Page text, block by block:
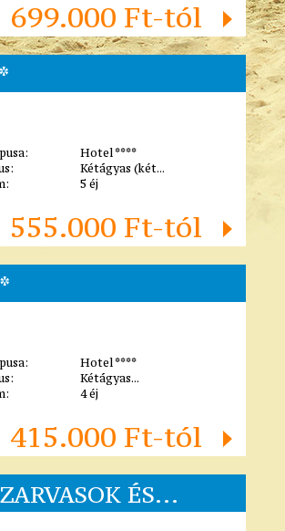
699.000 Ft-tól
Hotel ****
Kétágyas (két...
5 éj
555.000 Ft-tól
Hotel ****
Kétágyas...
4 éj
415.000 Ft-tól
ÉS...